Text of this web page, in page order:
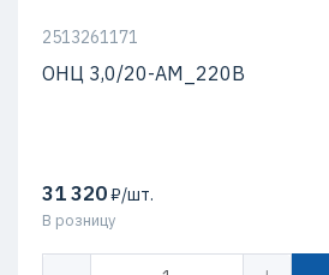
2513261171
ОНЦ 3,0/20-АМ_220В
31 320₽/шт.
В розницу